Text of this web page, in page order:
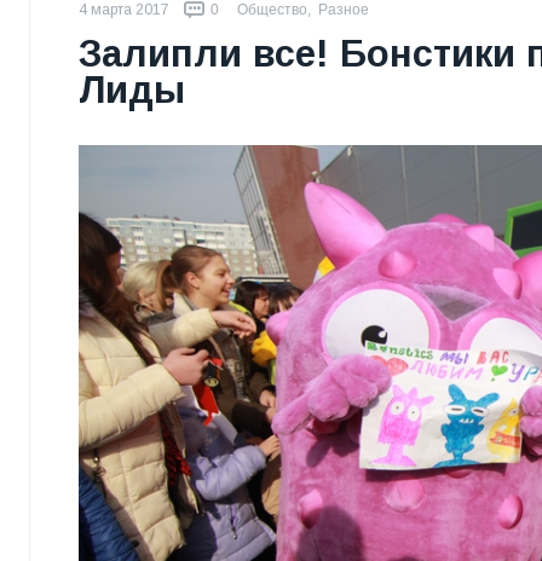
4 марта 2017 0 Общество, Разное
Залипли все! Бонстики
Лиды